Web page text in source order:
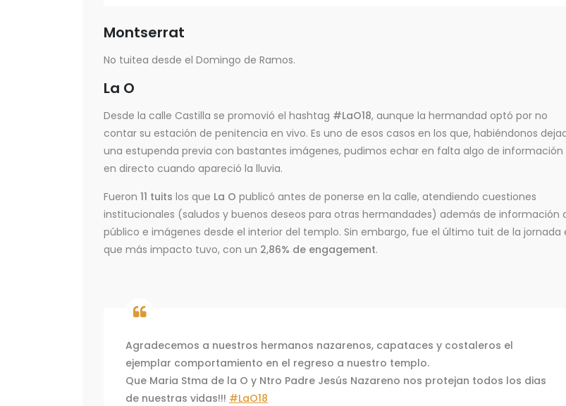
Montserrat
No tuitea desde el Domingo de Ramos.
La O
Desde la calle Castilla se promovió el hashtag #LaO18, aunque la hermandad optó por no
contar su estación de penitencia en vivo. Es uno de esos casos en los que, habiéndonos
una estupenda previa con bastantes imágenes, pudimos echar en falta algo de información
en directo cuando apareció la lluvia.
Fueron 11 tuits los que La O publicó antes de ponerse en la calle, atendiendo cuestiones
institucionales (saludos y buenos deseos para otras hermandades) además de información
público e imágenes desde el interior del templo. Sin embargo, fue el último tuit de la jornada
que más impacto tuvo, con un 2,86% de engagement.
Agradecemos a nuestros hermanos nazarenos, capataces y costaleros el
ejemplar comportamiento en el regreso a nuestro templo.
Que Maria Stma de la O y Ntro Padre Jesús Nazareno nos protejan todos los dias
de nuestras vidas!!! #LaO18